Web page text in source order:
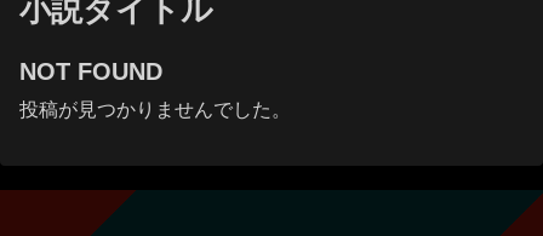
小説タイトル
NOT FOUND
投稿が見つかりませんでした。